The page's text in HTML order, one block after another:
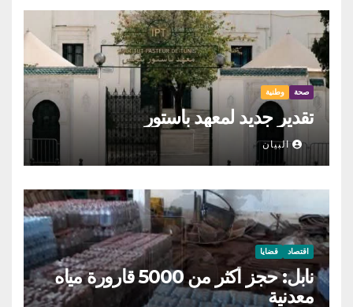
صحة وطنية
تقدير جديد لمعهد باستور
البيان
اقتصاد قضايا
نابل: حجز أكثر من 5000 قارورة مياه
معدنية